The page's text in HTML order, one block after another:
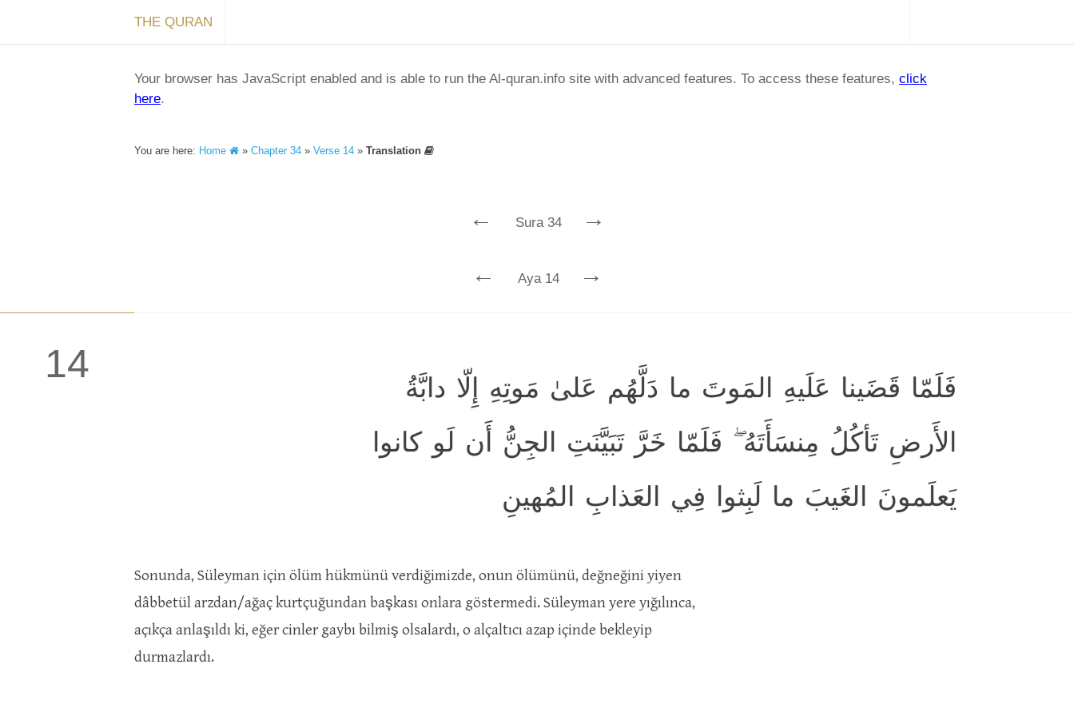
THE QURAN
Your browser has JavaScript enabled and is able to run the Al-quran.info site with advanced features. To access these features, click
here.
You are here: Home » Chapter 34 » Verse 14 » Translation
← Sura 34 →
← Aya 14 →
14
فَلَمّا قَضَينا عَلَيهِ المَوتَ ما دَلَّهُم عَلىٰ مَوتِهِ إِلّا دابَّةُ
الأَرضِ تَأكُلُ مِنسَأَتَهُ ۖ فَلَمّا خَرَّ تَبَيَّنَتِ الجِنُّ أَن لَو كانوا
يَعلَمونَ الغَيبَ ما لَبِثوا فِي العَذابِ المُهينِ
Sonunda, Süleyman için ölüm hükmünü verdiğimizde, onun ölümünü, değneğini yiyen
dâbbetül arzdan/ağaç kurtçuğundan başkası onlara göstermedi. Süleyman yere yığılınca,
açıkça anlaşıldı ki, eğer cinler gaybı bilmiş olsalardı, o alçaltıcı azap içinde bekleyip
durmazlardı.